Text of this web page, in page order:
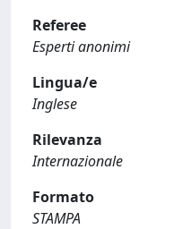
Referee
Esperti anonimi
Lingua/e
Inglese
Rilevanza
Internazionale
Formato
STAMPA